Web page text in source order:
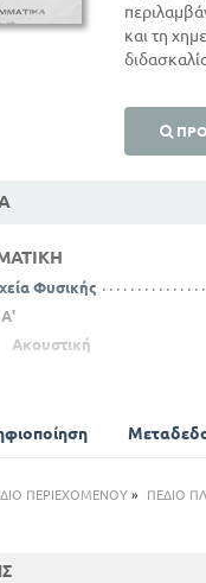
και τη
Φυσικής
Ακουστική
ΟΠΤΙΚΗ
Φακοί
ΠΕΡΙΕΧΟΜΕΝΟΥ» ΠΕΔΙΟ